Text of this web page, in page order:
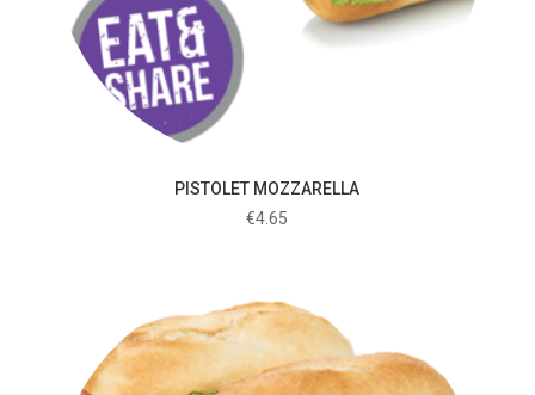
PISTOLET MOZZARELLA
€4.65